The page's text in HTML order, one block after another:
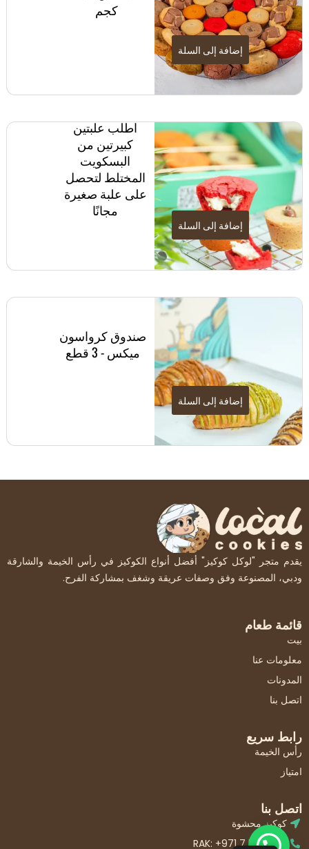
كجم
إضافة إلى السلة
اطلب علبتين
كبيرتين من
البسكويت
المختلط لتحصل
على علبة صغيرة
مجانًا
إضافة إلى السلة
صندوق كرواسون
ميكس - 3 قطع
إضافة إلى السلة
يقدم متجر "لوكل كوكيز" أفضل أنواع الكوكيز في رأس الخيمة والشارقة
ودبي، المصنوعة وفق وصفات عريقة وشغف بمشاركة الفرح.
قائمة طعام
بيت
معلومات عنا
المدونات
اتصل بنا
رابط سريع
رأس الخيمة
امتياز
اتصل بنا
كوكيز محشوة
RAK: +971 7 501 1878